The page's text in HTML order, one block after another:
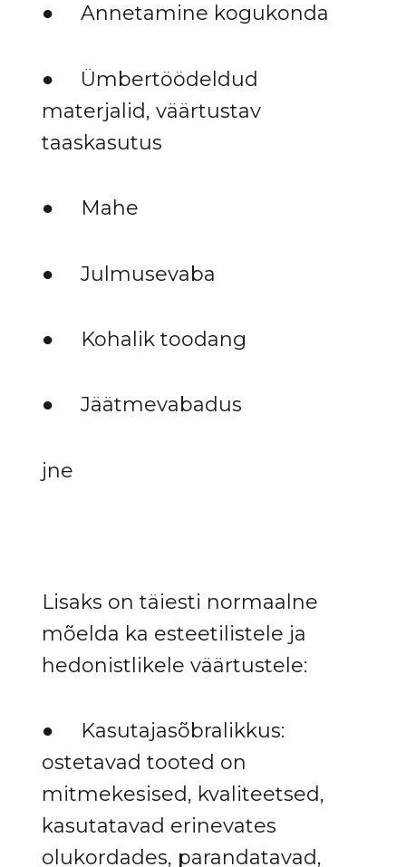
● Annetamine kogukonda
● Ümbertöödeldud
materjalid, väärtustav
taaskasutus
● Mahe
● Julmusevaba
● Kohalik toodang
● Jäätmevabadus
jne
Lisaks on täiesti normaalne
mõelda ka esteetilistele ja
hedonistlikele väärtustele:
● Kasutajasõbralikkus:
ostetavad tooted on
mitmekesised, kvaliteetsed,
kasutatavad erinevates
olukordades, parandatavad,